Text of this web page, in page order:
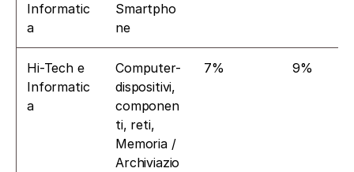
Informatic
a
Smartpho
ne
Hi-Tech e
Informatic
a
Computer-
dispositivi,
componen
ti, reti,
Memoria /
Archiviazio
7% 9%